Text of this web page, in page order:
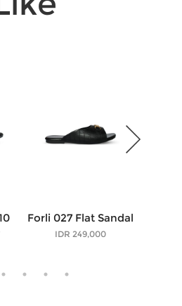
Forli 027 Flat Sandal
IDR 249,000